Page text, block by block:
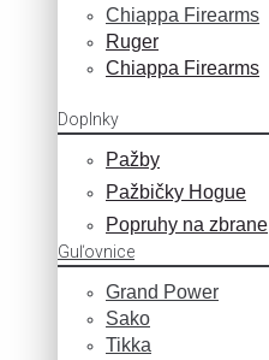
Chiappa Firearms
Ruger
Chiappa Firearms
Doplnky
Pažby
Pažbičky Hogue
Popruhy na zbrane
Guľovnice
Grand Power
Sako
Tikka